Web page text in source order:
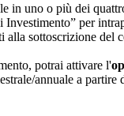
in uno o più dei
per
alla sottoscrizione del
potrai attivare l'
annuale a